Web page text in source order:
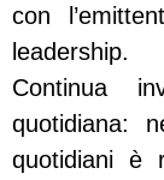
con
leadership.
Continua
quotidiana:
quotidiani è